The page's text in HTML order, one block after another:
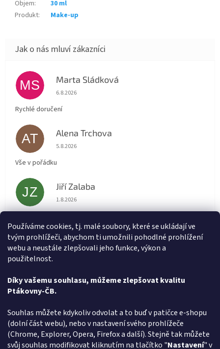
Používáme cookies, tj. malé soubory, které se ukládají ve
tvým prohlížeči, abychom ti umožnili pohodlné prohlížení
webu a neustále zlepšovali jeho funkce, výkon a
použitelnost.
Díky vašemu souhlasu, můžeme zlepšovat kvalitu
Ptákovny-ČB.
Souhlas můžete kdykoliv odvolat a to buď v patičce e-shopu
(dolní část webu), nebo v nastavení svého prohlížeče
(Chrome, Explorer, Opera, Firefox a další). Stejně tak můžete
svůj souhlas modifikovat kliknutím na tlačítko "Nastavení" v
Objem:
30 ml
Produkt: Make-up
MS Marta Sládková
Hodnocení obchodu je 5 z 5 hvězdiček.
6.8.2026
Rychlé doručení
AT Alena Trchova
Hodnocení obchodu je 5 z 5 hvězdiček.
5.8.2026
Vše v pořádku
JZ Jiří Zalaba
Hodnocení obchodu je 5 z 5 hvězdiček.
1.8.2026
L Lída
Hodnocení obchodu je 5 z 5 hvězdiček.
31.7.2026
Způsob ověřování recenzí